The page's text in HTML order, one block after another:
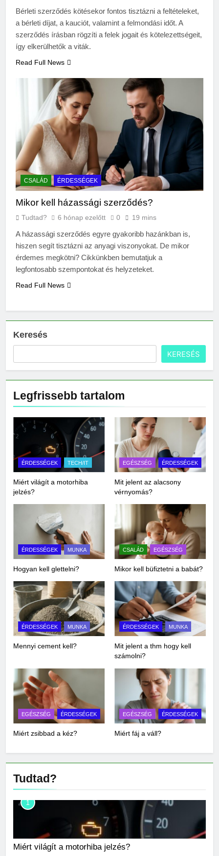
Bérleti szerződés kötésekor fontos tisztázni a feltételeket,
a bérleti díjat, a kauciót, valamint a felmondási időt. A
szerződés írásban rögzíti a felek jogait és kötelezettségeit,
így elkerülhetők a viták.
Read Full News
CSALÁD ÉRDESSÉGEK
Mikor kell házassági szerződés?
Tudtad? 6 hónap ezelőtt 0 19 mins
A házassági szerződés egyre gyakoribb hazánkban is,
hiszen segít tisztázni az anyagi viszonyokat. De mikor
érdemes megkötni? Cikkünkben bemutatjuk a
legfontosabb szempontokat és helyzeteket.
Read Full News
Keresés
KERESÉS
Legfrissebb tartalom
ÉRDESSÉGEK TECH/IT
Miért világít a motorhiba
jelzés?
EGÉSZSÉG ÉRDESSÉGEK
Mit jelent az alacsony
vérnyomás?
ÉRDESSÉGEK MUNKA
Hogyan kell glettelni?
CSALÁD EGÉSZSÉG
Mikor kell büfiztetni a babát?
ÉRDESSÉGEK MUNKA
Mennyi cement kell?
ÉRDESSÉGEK MUNKA
Mit jelent a thm hogy kell
számolni?
EGÉSZSÉG ÉRDESSÉGEK
Miért zsibbad a kéz?
EGÉSZSÉG ÉRDESSÉGEK
Miért fáj a váll?
Tudtad?
1
Miért világít a motorhiba jelzés?